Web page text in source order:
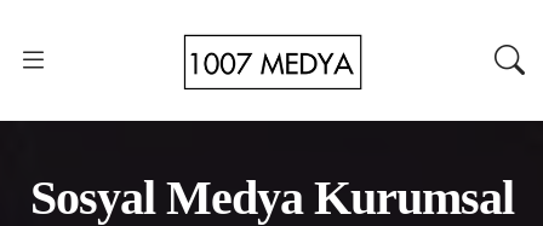
Sosyal Medya Kurumsal